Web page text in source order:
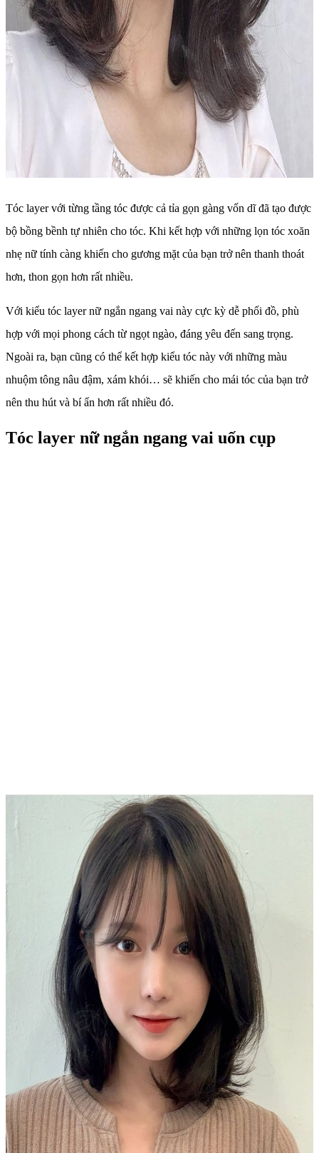
Tóc layer với từng tầng tóc được cả tỉa gọn gàng vốn dĩ đã tạo được
bộ bồng bềnh tự nhiên cho tóc. Khi kết hợp với những lọn tóc xoăn
nhẹ nữ tính càng khiến cho gương mặt của bạn trở nên thanh thoát
hơn, thon gọn hơn rất nhiều.
Với kiểu tóc layer nữ ngắn ngang vai này cực kỳ dễ phối đồ, phù
hợp với mọi phong cách từ ngọt ngào, đáng yêu đến sang trọng.
Ngoài ra, bạn cũng có thể kết hợp kiểu tóc này với những màu
nhuộm tông nâu đậm, xám khói… sẽ khiến cho mái tóc của bạn trở
nên thu hút và bí ẩn hơn rất nhiều đó.
Tóc layer nữ ngắn ngang vai uốn cụp